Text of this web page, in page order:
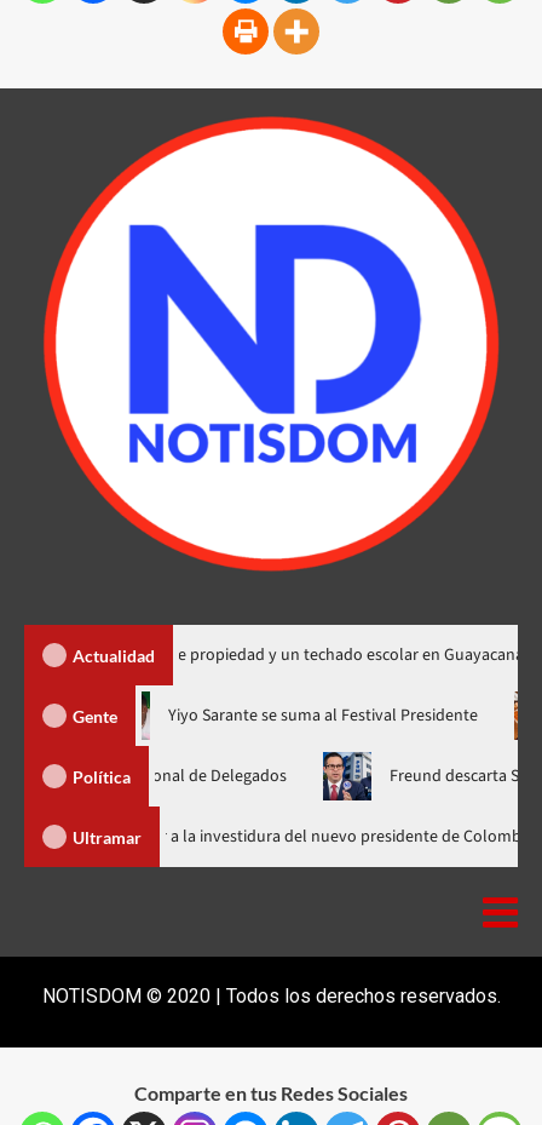
Actualidad
450 títulos de propiedad y un techado escolar en Guayacanal
Gente
en nuevo horario Yiyo Sarante se suma al Festival
Política
Nacional de Delegados Freund descarta Secretaría de
Ultramar
Abinader llega a Cali para asistir a la investidura del nuevo presidente
NOTISDOM © 2020 | Todos los derechos reservados.
Comparte en tus Redes Sociales